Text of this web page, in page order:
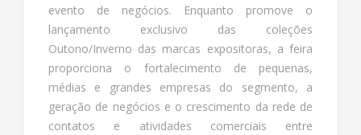
evento de negócios. Enquanto promove o
lançamento exclusivo das coleções
Outono/Inverno das marcas expositoras, a feira
proporciona o fortalecimento de pequenas,
médias e grandes empresas do segmento, a
geração de negócios e o crescimento da rede de
contatos e atividades comerciais entre